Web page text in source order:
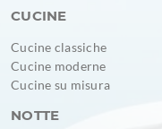
CUCINE
Cucine classiche
Cucine moderne
Cucine su misura
NOTTE